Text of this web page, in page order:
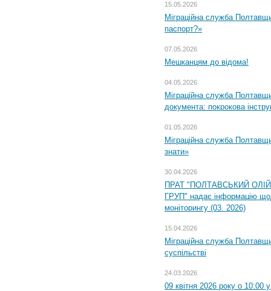
15.05.2026
Міграційна служба
паспорт?»
07.05.2026
Мешканцям до відома!
04.05.2026
Міграційна служба
документа: покрокова
01.05.2026
Міграційна служба
знати»
30.04.2026
ПРАТ "ПОЛТАВСЬКИЙ
ГРУП" надає інформацію
моніторингу (03. 2026)
15.04.2026
Міграційна служба
суспільстві
24.03.2026
09 квітня 2026 року о 10:00